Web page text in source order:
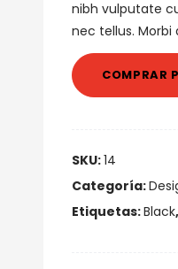
nibh vulputate
nec tellus.
COMPRAR
SKU:14
Categoría:
Etiquetas:Black,